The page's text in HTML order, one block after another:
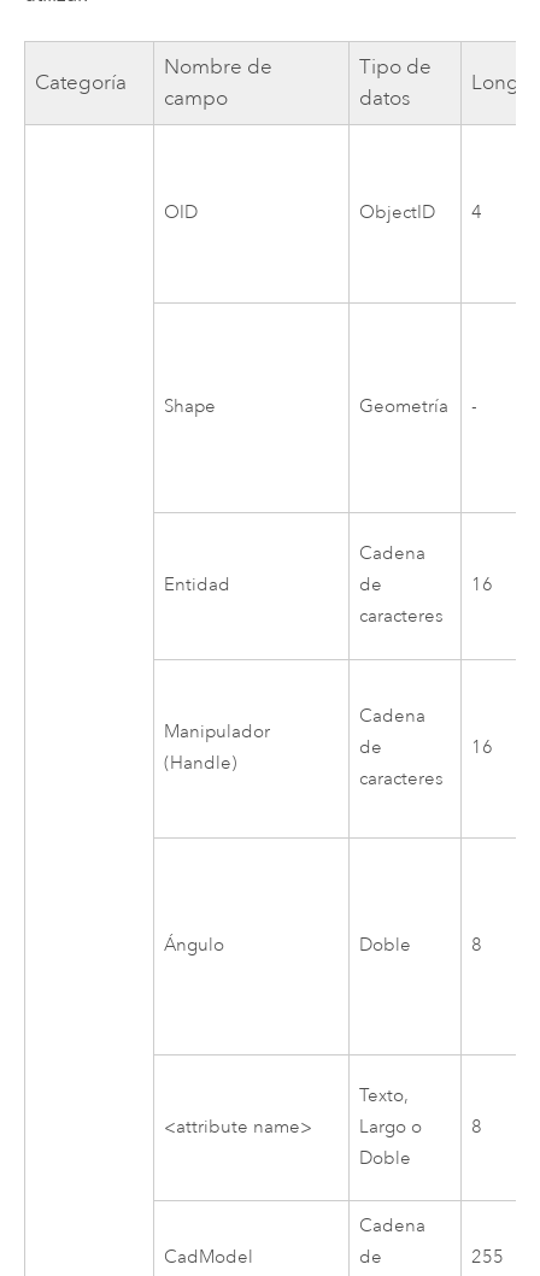
Categoría
Nombre de
campo
Tipo de
datos
OID ObjectID 4
Shape Geometría -
Entidad
Cadena
de
caracteres
16
Manipulador
(Handle)
Cadena
de
caracteres
16
Ángulo Doble 8
<attribute name>
Texto,
Largo o
Doble
8
CadModel
Cadena
de
255